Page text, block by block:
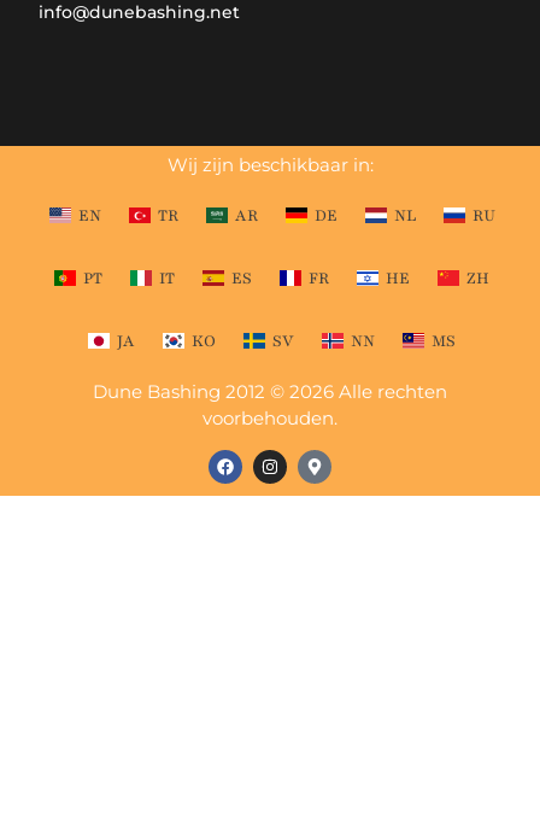
info@dunebashing.net
Wij zijn beschikbaar in:
EN TR AR DE NL RU
PT IT ES FR HE ZH
JA KO SV NN MS
Dune Bashing 2012 © 2026 Alle rechten
voorbehouden.